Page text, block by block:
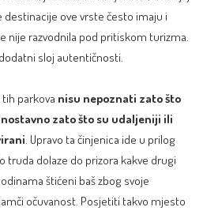
ove vrste često imaju i
nije razvodnila pod pritiskom turizma.
sloj autentičnosti.
parkova nisu nepoznati zato što
zato što su udaljeniji ili
. Upravo ta činjenica ide u prilog
truda dolaze do prizora kakve drugi
štićeni baš zbog svoje
očuvanost. Posjetiti takvo mjesto